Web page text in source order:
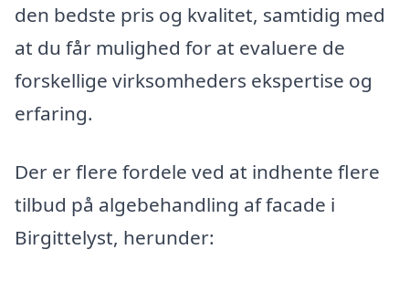
den bedste pris og kvalitet, samtidig med
at du får mulighed for at evaluere de
forskellige virksomheders ekspertise og
erfaring.
Der er flere fordele ved at indhente flere
tilbud på algebehandling af facade i
Birgittelyst, herunder: